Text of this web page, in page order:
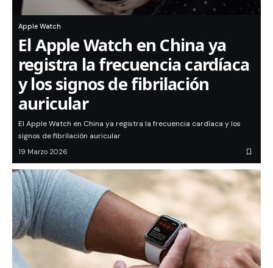
Apple Watch
El Apple Watch en China ya
registra la frecuencia cardíaca
y los signos de fibrilación
auricular
El Apple Watch en China ya registra la frecuencia cardíaca y los
signos de fibrilación auricular
19 Marzo 2026